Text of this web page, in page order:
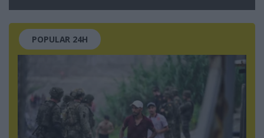
POPULAR 24H